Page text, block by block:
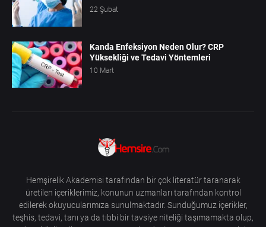
22 Şubat
Kanda Enfeksiyon Neden Olur? CRP
Yüksekliği ve Tedavi Yöntemleri
10 Mart
Hemşirelik Akademisi tarafından bir çok literatür taranarak
üretilen içeriklerimiz, konunun uzmanları tarafından kontrol
edilerek okuyucularımıza sunulmaktadır. Sunduğumuz içerikler,
teşhis, tedavi, tanı ya da tıbbi bir tavsiye niteliği taşımamakta olup,